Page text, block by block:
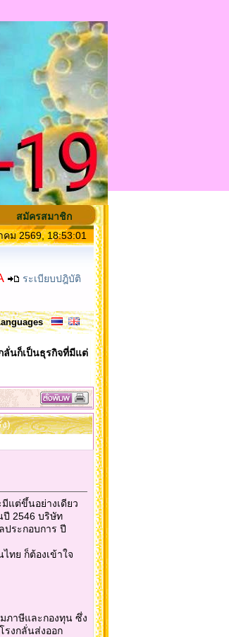
สมัครสมาชิก
คม 2569, 18:53:01
ระเบียบปฎิบัติ
ลั่นก็เป็นธุรกิจที่มีแต่
)
แต่ขึ้นอย่างเดียว
2546 บริษัท
ประกอบการ ปี
ทย ก็ต้องเข้าใจ
ภาษีและกองทุน ซึ่ง
รงกลั่นส่งออก